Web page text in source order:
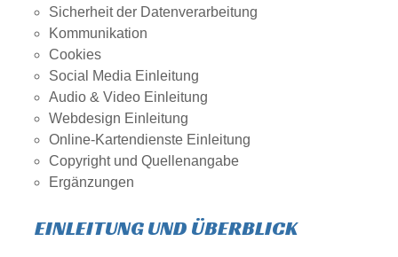
Sicherheit der Datenverarbeitung
Kommunikation
Cookies
Social Media Einleitung
Audio & Video Einleitung
Webdesign Einleitung
Online-Kartendienste Einleitung
Copyright und Quellenangabe
Ergänzungen
EINLEITUNG UND ÜBERBLICK